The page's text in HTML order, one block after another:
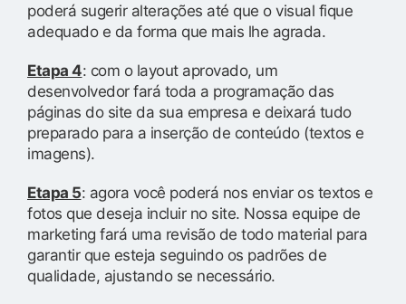
poderá sugerir alterações até que o visual fique
adequado e da forma que mais lhe agrada.
Etapa 4: com o layout aprovado, um
desenvolvedor fará toda a programação das
páginas do site da sua empresa e deixará tudo
preparado para a inserção de conteúdo (textos e
imagens).
Etapa 5: agora você poderá nos enviar os textos e
fotos que deseja incluir no site. Nossa equipe de
marketing fará uma revisão de todo material para
garantir que esteja seguindo os padrões de
qualidade, ajustando se necessário.